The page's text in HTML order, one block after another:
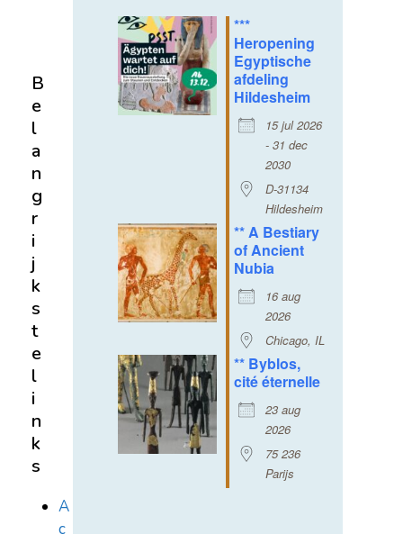
***
Heropening
Egyptische
afdeling
Hildesheim
15 jul 2026
- 31 dec
2030
D-31134
Hildesheim
** A Bestiary
of Ancient
Nubia
16 aug
2026
Chicago, IL
** Byblos,
cité éternelle
23 aug
2026
75 236
Parijs
B
e
l
a
n
g
r
i
j
k
s
t
e
l
i
n
k
s
A
c